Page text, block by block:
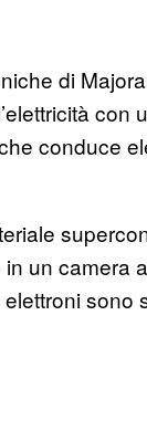
di
con
conduce
un camera
sono